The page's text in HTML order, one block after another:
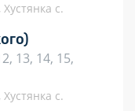
с.
13, 14, 15,
с.